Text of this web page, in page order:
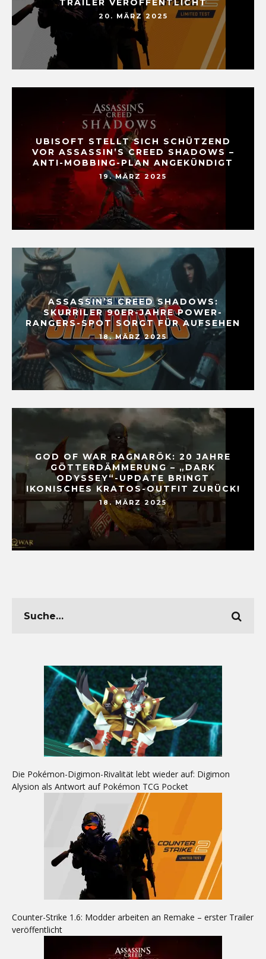
TRAILER VERÖFFENTLICHT
20. MÄRZ 2025
UBISOFT STELLT SICH SCHÜTZEND
VOR ASSASSIN’S CREED SHADOWS –
ANTI-MOBBING-PLAN ANGEKÜNDIGT
19. MÄRZ 2025
ASSASSIN’S CREED SHADOWS:
SKURRILER 90ER-JAHRE POWER-
RANGERS-SPOT SORGT FÜR AUFSEHEN
18. MÄRZ 2025
GOD OF WAR RAGNARÖK: 20 JAHRE
GÖTTERDÄMMERUNG – „DARK
ODYSSEY“-UPDATE BRINGT
IKONISCHES KRATOS-OUTFIT ZURÜCK!
18. MÄRZ 2025
Die Pokémon-Digimon-Rivalität lebt wieder auf: Digimon
Alysion als Antwort auf Pokémon TCG Pocket
Counter-Strike 1.6: Modder arbeiten an Remake – erster Trailer
veröffentlicht